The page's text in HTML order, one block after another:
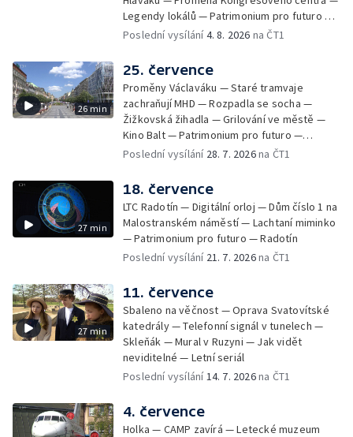
Legendy lokálů — Patrimonium pro futuro —
Kolovraty
Poslední vysílání4. 8. 2026 na ČT1
26 min
25. července
Proměny Václaváku — Staré tramvaje
zachraňují MHD — Rozpadla se socha —
Žižkovská žihadla — Grilování ve městě —
Kino Balt — Patrimonium pro futuro —
Třebonice
Poslední vysílání 28. 7. 2026na ČT1
27 min
18. července
LTC Radotín — Digitální orloj — Dům číslo 1 na
Malostranském náměstí — Lachtaní miminko
— Patrimonium pro futuro — Radotín
Poslední vysílání 21. 7. 2026na ČT1
27 min
11. července
Sbaleno na věčnost — Oprava Svatovítské
katedrály — Telefonní signál v tunelech —
Skleňák — Mural v Ruzyni — Jak vidět
neviditelné — Letní seriál
Poslední vysílání14. 7. 2026na ČT1
4. července
Holka — CAMP zavírá — Letecké muzeum